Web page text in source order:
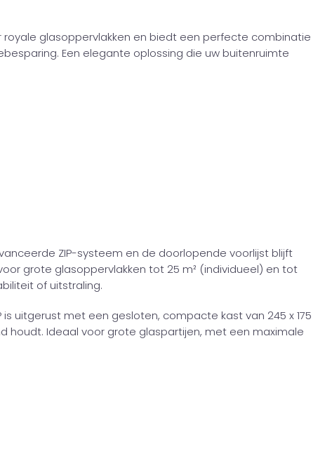
royale glasoppervlakken en biedt een perfecte combinatie
Een elegante oplossing die uw buitenruimte
ZIP-systeem en de doorlopende voorlijst blijft
grote glasoppervlakken tot 25 m² (individueel) en tot
of uitstraling.
uitgerust met een gesloten, compacte kast van 245 x 175
houdt. Ideaal voor grote glaspartijen, met een maximale